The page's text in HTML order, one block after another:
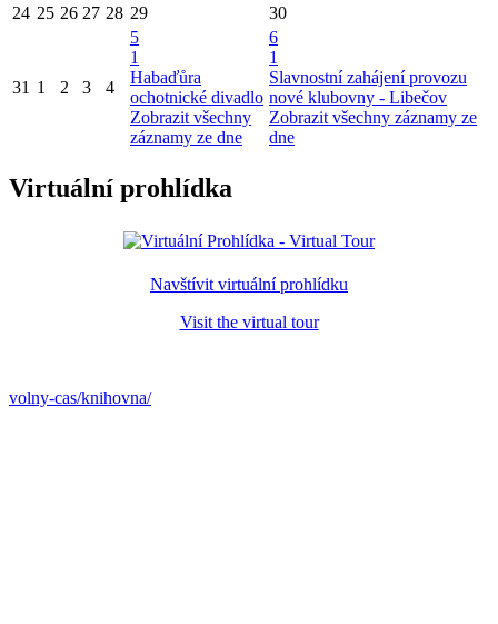
24 25 26 27 28 29 30
31 1 2 3 4
5
1
Habaďůra
ochotnické divadlo
Zobrazit všechny
záznamy ze dne
6
1
Slavnostní zahájení provozu
nové klubovny - Libečov
Zobrazit všechny záznamy ze
dne
Virtuální prohlídka
Navštívit virtuální prohlídku
Visit the virtual tour
volny-cas/knihovna/